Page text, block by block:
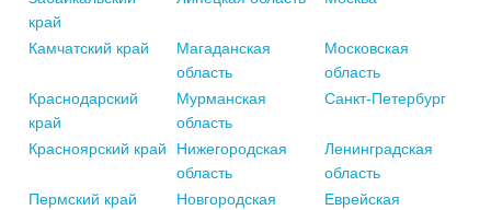
край
Камчатский край
Магаданская
область
Московская
область
Краснодарский
край
Мурманская
область
Санкт-Петербург
Красноярский край
Нижегородская
область
Ленинградская
область
Пермский край
Новгородская
Еврейская